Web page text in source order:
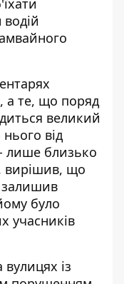
а те, що поряд
великий
від
лише близько
вирішив, що
залишив
було
учасників
вулицях із